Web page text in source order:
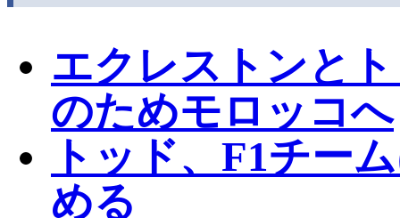
エクレストンと
のためモロッコへ
トッド、F1チー
める